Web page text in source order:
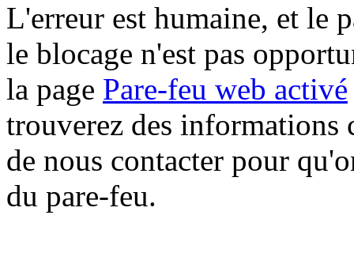
L'erreur est humaine, et le
le blocage n'est pas
la page Pare-feu web activé
trouverez des informations
de nous contacter pour
du pare-feu.